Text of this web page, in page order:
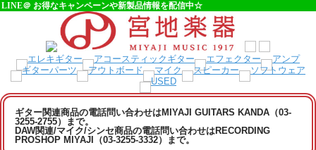
LINE＠ お得なキャンペーンや新製品情報を配信中☆
ギター関連商品の電話問い合わせはMIYAJI GUITARS KANDA（03-
3255-2755）まで。
DAW関連/マイク/シンセ商品の電話問い合わせはRECORDING
PROSHOP MIYAJI（03-3255-3332）まで。